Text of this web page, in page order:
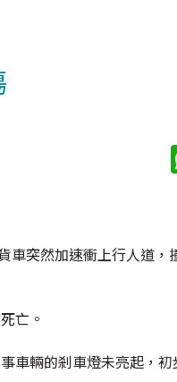
突然加速衝上行人道，
亡。
車輛的剎車燈未亮起，